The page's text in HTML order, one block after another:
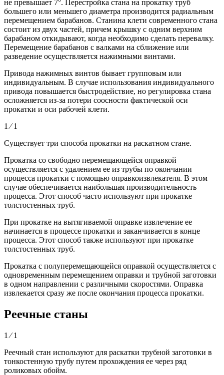
не превышает 7°. Перестройка стана на прокатку труб
большего или меньшего диаметра производится радиальным
перемещением барабанов. Станина клети современного стана
состоит из двух частей, причем крышку с одним верхним
барабаном откидывают, когда необходимо сделать перевалку.
Перемещение барабанов с валками на сближение или
разведение осуществляется нажимными винтами.
Привода нажимных винтов бывает групповым или
индивидуальным. В случае использования индивидуального
привода повышается быстродействие, но регулировка стана
осложняется из-за потери соосности фактической оси
прокатки и оси рабочей клети.
1 ⁄ 1
Существует три способа прокатки на раскатном стане.
Прокатка со свободно перемещающейся оправкой
осуществляется с удалением ее из трубы по окончании
процесса прокатки с помощью оправкоизвлекателя. В этом
случае обеспечивается наибольшая производительность
процесса. Этот способ часто используют при прокатке
толстостенных труб.
При прокатке на вытягиваемой оправке извлечение ее
начинается в процессе прокатки и заканчивается в конце
процесса. Этот способ также используют при прокатке
толстостенных труб.
Прокатка с полуперемещающейся оправкой осуществляется с
одновременным перемещением оправки и трубной заготовки
в одном направлении с различными скоростями. Оправка
извлекается сразу же после окончания процесса прокатки.
Реечные станы
1 ⁄ 1
Реечный стан используют для раскатки трубной заготовки в
тонкостенную трубу путем прохождения ее через ряд
роликовых обойм.